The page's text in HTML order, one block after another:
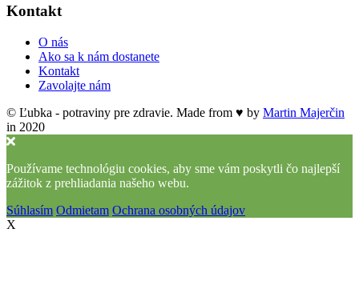
Kontakt
O nás
Ako sa k nám dostanete
Kontakt
Zavolajte nám
© Ľubka - potraviny pre zdravie. Made from ♥ by Martin Majerčin
in 2020
Používame technológiu cookies, aby sme vám poskytli čo najlepší
zážitok z prehliadania našeho webu.
Súhlasím Odmietam Ochrana osobných údajov
X